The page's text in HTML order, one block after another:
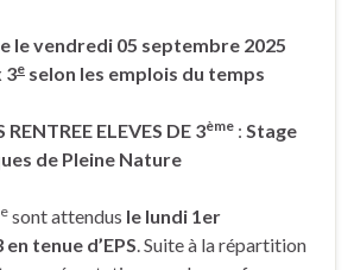
le vendredi 05 septembre 2025
3e selon les emplois du temps
ELEVES DE 3ème : Stage
de Pleine Nature
sont attendus le lundi 1er
tenue d’EPS . Suite à la répartition